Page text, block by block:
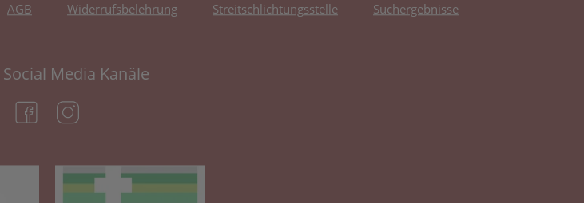
AGB Widerrufsbelehrung Streitschlichtungsstelle Suchergebnisse
Media Kanäle
(öffnet in neuem Tab)
(öffnet in neuem Tab)